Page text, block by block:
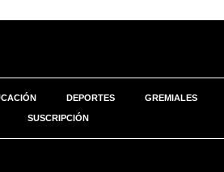
DEPORTES GREMIALES
SUSCRIPCIÓN